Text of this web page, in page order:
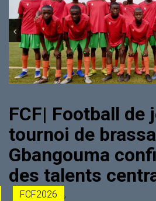
FCF| Football de
tournoi de
Gbangouma
des talents
FCF2026
,